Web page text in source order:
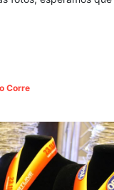
Corre